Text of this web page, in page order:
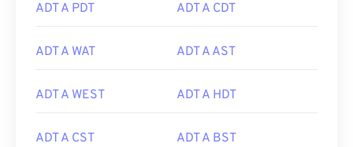
ADT A PDT ADT A CDT
ADT A WAT ADT A AST
ADT A WEST ADT A HDT
ADT A CST ADT A BST